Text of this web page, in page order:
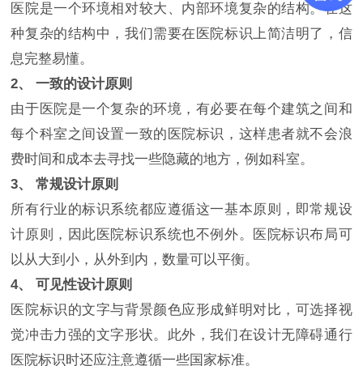
医院是一个环境相对较大、内部环境复杂的结构。在这
种复杂的结构中，我们需要在医院标识上简洁明了，信
息完整易懂。
2、 一致的设计原则
由于医院是一个复杂的环境，有必要在每个建筑之间和
每个科室之间设置一致的医院标识，这样患者就不会浪
费时间和成本去寻找一些隐藏的地方，例如科室。
3、 常规设计原则
所有行业的标识系统都应遵循这一基本原则，即常规设
计原则，因此医院标识系统也不例外。医院标识布局可
以从大到小，从外到内，数量可以平衡。
4、 可见性设计原则
医院标识的文字与背景颜色应形成鲜明对比，可选择视
觉冲击力强的文字形状。此外，我们在设计无障碍通行
医院标识时还应注意遵循一些国家标准。